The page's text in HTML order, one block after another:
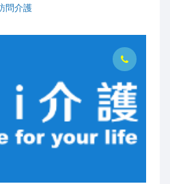
問介護